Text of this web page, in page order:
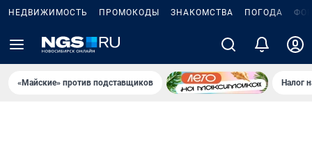
НЕДВИЖИМОСТЬ ПРОМОКОДЫ ЗНАКОМСТВА ПОГОДА
«Майские» против подставщиков Налог